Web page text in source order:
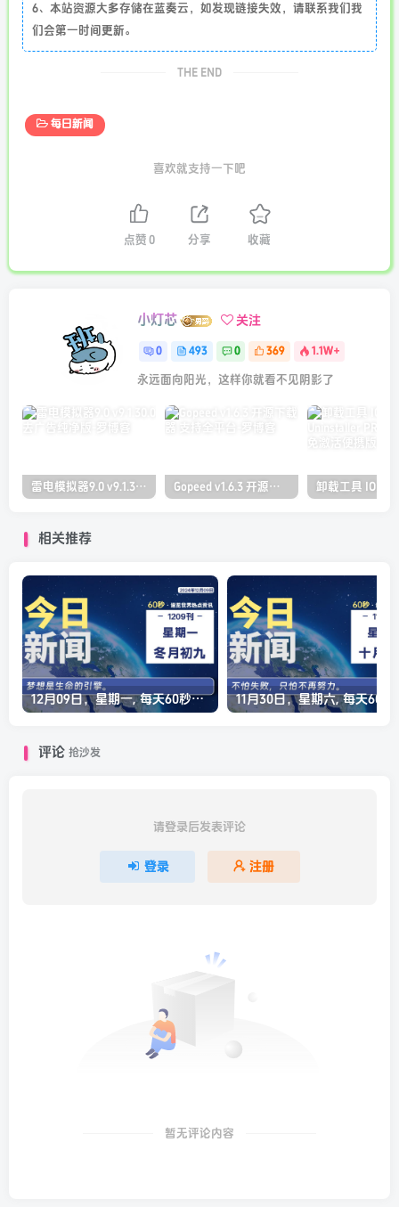
6、本站资源大多存储在蓝奏云，如发现链接失效，请联系我们我
们会第一时间更新。
THE END
每日新闻
喜欢就支持一下吧
点赞 0 分享 收藏
小灯芯 关注
0 493 0 369 1.1W+
永远面向阳光，这样你就看不见阴影了
雷电模拟器9.0 v9.1.30.0 去广告纯净版 Gopeed v1.6.3 开源下载器 支持全平台
相关推荐
12月09日，星期一, 每天60秒读懂全世界！
评论 抢沙发
请登录后发表评论
登录 注册
暂无评论内容